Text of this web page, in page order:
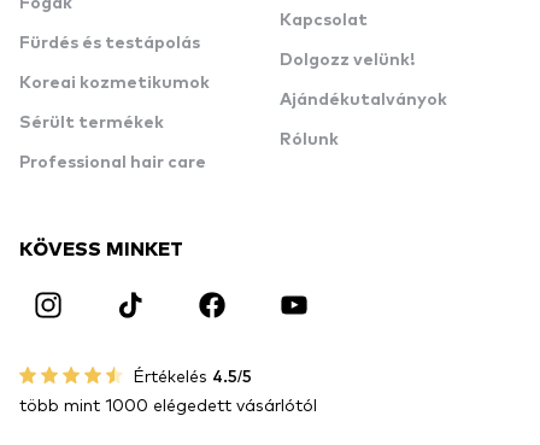
Fogak
Fürdés és testápolás
Koreai kozmetikumok
Sérült termékek
Professional hair care
Kapcsolat
Dolgozz velünk!
Ajándékutalványok
Rólunk
KÖVESS MINKET
Értékelés 4.5/5
több mint 1000 elégedett vásárlótól